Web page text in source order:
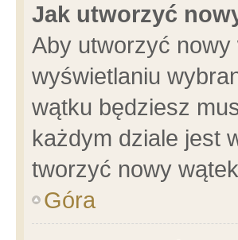
Jak utworzyć
Aby utworzyć nowy
wyświetlaniu
wątku będziesz
każdym dziale jest
tworzyć nowy
Góra